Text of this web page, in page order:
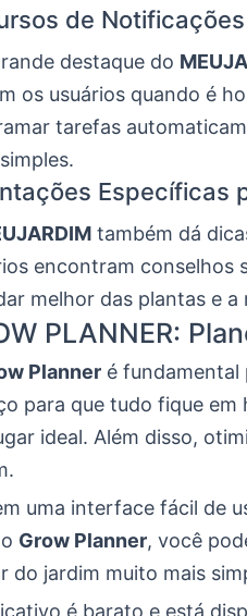
de
destaque do
os usuários quando é
tarefas
Específicas
também dá
encontram conselhos
melhor das plantas e a
PLANNER:
Planner é fundamental
para que tudo fique
ideal. Além disso,
uma interface fácil de
Grow Planner, você
do jardim muito mais
é barato e está